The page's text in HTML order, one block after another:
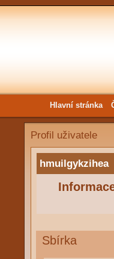
Hlavní stránka
Profil uživatele
hmuilgykzihea
Sbírka